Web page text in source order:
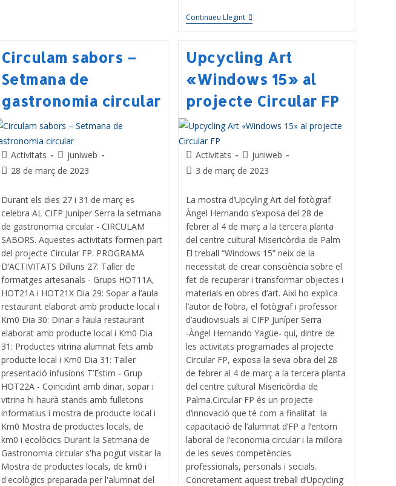
Continueu Llegint
Circulam sabors –
Setmana de
gastronomia circular
Activitats
juniweb
28 de març de 2023
Durant els dies 27 i 31 de març es
celebra AL CIFP Juníper Serra la setmana
de gastronomia circular - CIRCULAM
SABORS. Aquestes activitats formen part
del projecte Circular FP. PROGRAMA
D’ACTIVITATS Dilluns 27: Taller de
formatges artesanals - Grups HOT11A,
HOT21A i HOT21X Dia 29: Sopar a l’aula
restaurant elaborat amb producte local i
Km0 Dia 30: Dinar a l’aula restaurant
elaborat amb producte local i Km0 Dia
31: Productes vitrina alumnat fets amb
producte local i Km0 Dia 31: Taller
presentació infusions T’Estim - Grup
HOT22A - Coincidint amb dinar, sopar i
vitrina hi haurà stands amb fulletons
informatius i mostra de producte local i
Km0 Mostra de productes locals, de
km0 i ecolòcics Durant la Setmana de
Gastronomia circular s'ha pogut visitar la
Mostra de productes locals, de km0 i
d'ecològics preparada per l'alumnat del
Upcycling Art
«Windows 15» al
projecte Circular FP
Activitats
juniweb
3 de març de 2023
La mostra d’Upcyling Art del fotògraf
Àngel Hernando s’exposa del 28 de
febrer al 4 de març a la tercera planta
del centre cultural Misericòrdia de Palm
El treball “Windows 15” neix de la
necessitat de crear consciència sobre el
fet de recuperar i transformar objectes i
materials en obres d’art. Així ho explica
l’autor de l’obra, el fotògraf i professor
d’audiovisuals al CIFP Juníper Serra
-Àngel Hernando Yagüe- qui, dintre de
les activitats programades al projecte
Circular FP, exposa la seva obra del 28
de febrer al 4 de març a la tercera planta
del centre cultural Misericòrdia de
Palma.Circular FP és un projecte
d’innovació que té com a finalitat la
capacitació de l’alumnat d’FP a l’entorn
laboral de l’economia circular i la millora
de les seves competències
professionals, personals i socials.
Concretament aquest treball d’Upcycling